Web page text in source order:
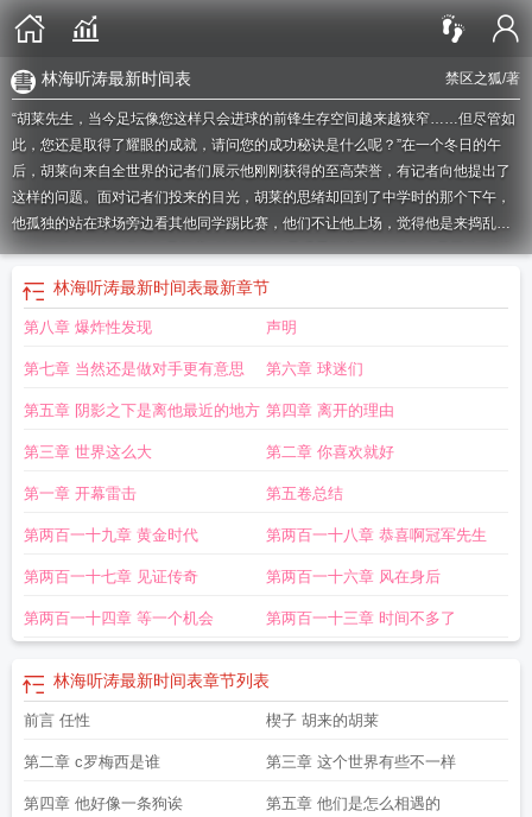
禁区之狐/著
林海听涛最新时间表
“胡莱先生，当今足坛像您这样只会进球的前锋生存空间越来越狭窄……但尽管如
此，您还是取得了耀眼的成就，请问您的成功秘诀是什么呢？”在一个冬日的午
后，胡莱向来自全世界的记者们展示他刚刚获得的至高荣誉，有记者向他提出了
这样的问题。面对记者们投来的目光，胡莱的思绪却回到了中学时的那个下午，
他孤独的站在球场旁边看其他同学踢比赛，他们不让他上场，觉得他是来捣乱
的。他还想...林海听涛作品顺序林海听涛作品观看顺序林海听涛作品图片林海
听涛哪部好看
林海听涛2019新书 林海听涛
全 林海听涛作品集
听涛最新时间表林海听涛哪一本好看 林海听涛作品时间顺序
海听涛林海听涛作品仙妮亚·唐恩林海听涛作品百度林海听涛作品评分
涛作品排名林海听涛作品成绩最好的林海听涛作品青出于蓝
间
林海听涛最新时间表最新章节
第八章 爆炸性发现 声明
第七章 当然还是做对手更有意思 第六章 球迷们
第五章 阴影之下是离他最近的地方 第四章 离开的理由
第三章 世界这么大 第二章 你喜欢就好
第一章 开幕雷击 第五卷总结
第两百一十九章 黄金时代 第两百一十八章 恭喜啊冠军先生
第两百一十七章 见证传奇 第两百一十六章 风在身后
第两百一十四章 等一个机会 第两百一十三章 时间不多了
林海听涛最新时间表章节列表
前言 任性 楔子 胡来的胡莱
第二章 c罗梅西是谁 第三章 这个世界有些不一样
第四章 他好像一条狗诶 第五章 他们是怎么相遇的